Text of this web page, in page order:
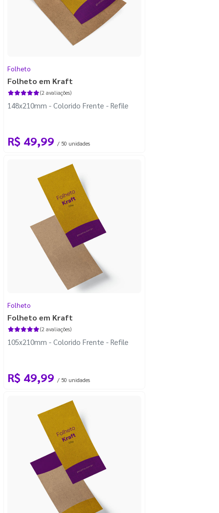
Folheto
Folheto em Kraft
(2 avaliações)
148x210mm - Colorido Frente - Refile
R$ 49,99 / 50 unidades
Folheto
Folheto em Kraft
(2 avaliações)
105x210mm - Colorido Frente - Refile
R$ 49,99 / 50 unidades